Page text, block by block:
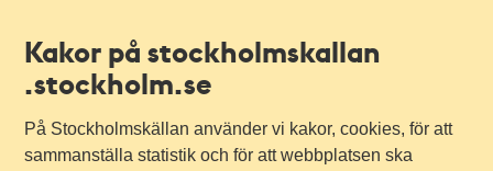
Kakor på stockholmskallan
.stockholm.se
På Stockholmskällan använder vi kakor, cookies, för att
sammanställa statistik och för att webbplatsen ska